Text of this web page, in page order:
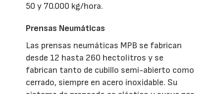
50 y 70.000 kg/hora.
Prensas Neumáticas
Las prensas neumáticas MPB se fabrican
desde 12 hasta 260 hectolitros y se
fabrican tanto de cubillo semi-abierto como
cerrado, siempre en acero inoxidable. Su